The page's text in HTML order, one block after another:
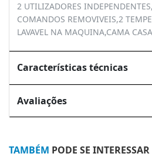
2 UTILIZADORES INDEPENDENTES,
COMANDOS REMOVIVEIS,2
LAVAVEL NA MAQUINA,CAMA
Características técnicas
Avaliações
TAMBÉM PODE SE